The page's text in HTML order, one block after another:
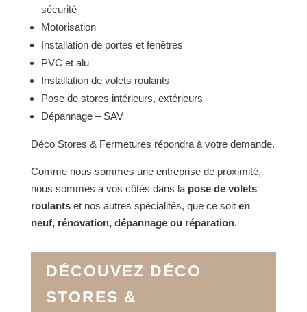
sécurité
Motorisation
Installation de portes et fenêtres
PVC et alu
Installation de volets roulants
Pose de stores intérieurs, extérieurs
Dépannage – SAV
Déco Stores & Fermetures répondra à votre demande.
Comme nous sommes une entreprise de proximité,
nous sommes à vos côtés dans la pose de volets
roulantset nos autres spécialités, que ce soit en
neuf, rénovation, dépannage ou réparation.
DÉCOUVEZ DÉCO
STORES &